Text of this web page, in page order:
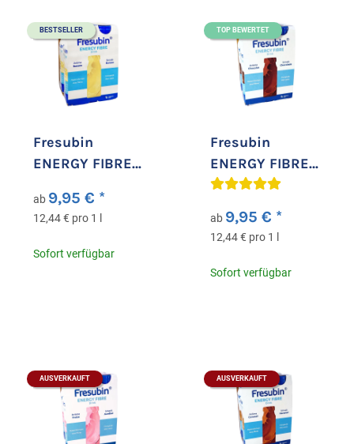
BESTSELLER
Fresubin
ENERGY FIBRE
ab 9,95 € *
12,44 € pro 1 l
Sofort verfügbar
TOP BEWERTET
Fresubin
ENERGY FIBRE
Drink
ab 9,95 € *
12,44 € pro 1 l
Sofort verfügbar
AUSVERKAUFT AUSVERKAUFT